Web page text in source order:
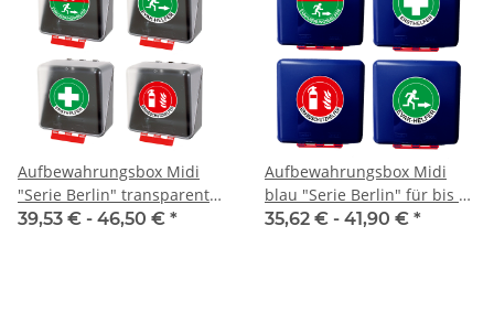
Aufbewahrungsbox Midi
"Serie Berlin" transparent
für bis zu 5 Warnwesten
39,53 € - 46,50 € *
Aufbewahrungsbox Midi
blau "Serie Berlin" für bis zu
5 Warnwesten
35,62 € - 41,90 € *